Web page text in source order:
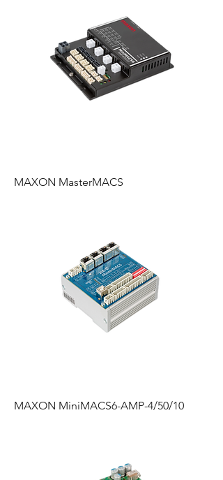
MAXON MasterMACS
MAXON MiniMACS6-AMP-4/50/10